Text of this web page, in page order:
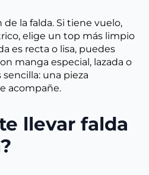
la falda. Si tiene vuelo,
elige un top más limpio
es recta o lisa, puedes
manga especial, lazada o
una pieza
acompañe.
llevar falda